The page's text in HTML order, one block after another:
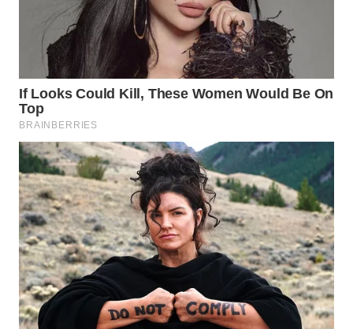
TAPANULI
SELATAN
WN
TANJUNG
LESUNG
WN
KARO
WN
SIMALUNGUN
WN
LABUHANBATU